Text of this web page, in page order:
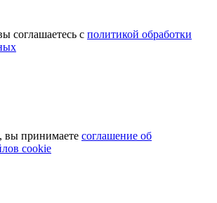
соглашаетесь с политикой обработки
вы принимаете соглашение об
cookie